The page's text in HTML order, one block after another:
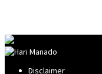
Disclaimer